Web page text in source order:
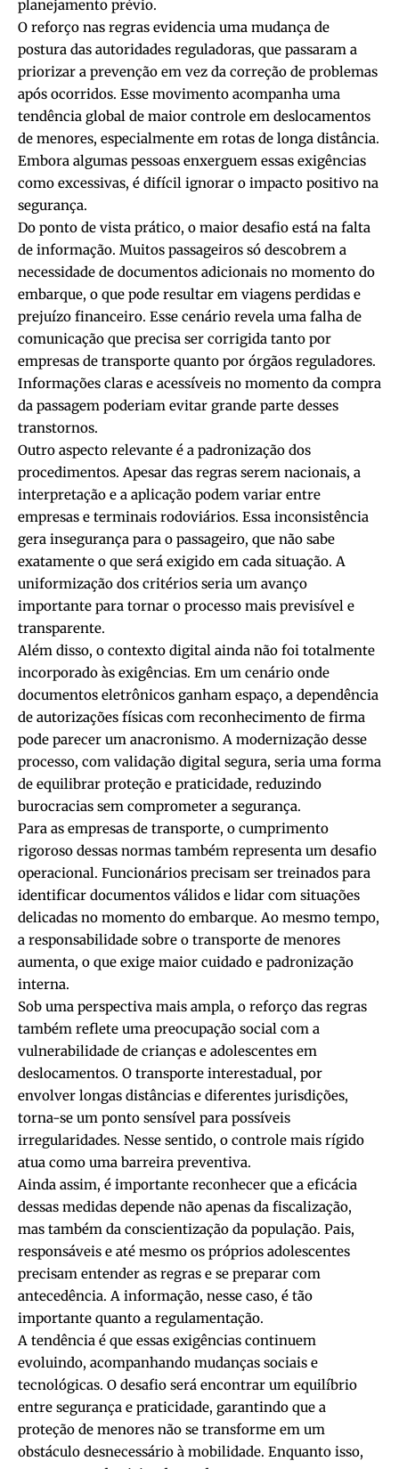
planejamento prévio.
O reforço nas regras evidencia uma mudança de
postura das autoridades reguladoras, que passaram a
priorizar a prevenção em vez da correção de problemas
após ocorridos. Esse movimento acompanha uma
tendência global de maior controle em deslocamentos
de menores, especialmente em rotas de longa distância.
Embora algumas pessoas enxerguem essas exigências
como excessivas, é difícil ignorar o impacto positivo na
segurança.
Do ponto de vista prático, o maior desafio está na falta
de informação. Muitos passageiros só descobrem a
necessidade de documentos adicionais no momento do
embarque, o que pode resultar em viagens perdidas e
prejuízo financeiro. Esse cenário revela uma falha de
comunicação que precisa ser corrigida tanto por
empresas de transporte quanto por órgãos reguladores.
Informações claras e acessíveis no momento da compra
da passagem poderiam evitar grande parte desses
transtornos.
Outro aspecto relevante é a padronização dos
procedimentos. Apesar das regras serem nacionais, a
interpretação e a aplicação podem variar entre
empresas e terminais rodoviários. Essa inconsistência
gera insegurança para o passageiro, que não sabe
exatamente o que será exigido em cada situação. A
uniformização dos critérios seria um avanço
importante para tornar o processo mais previsível e
transparente.
Além disso, o contexto digital ainda não foi totalmente
incorporado às exigências. Em um cenário onde
documentos eletrônicos ganham espaço, a dependência
de autorizações físicas com reconhecimento de firma
pode parecer um anacronismo. A modernização desse
processo, com validação digital segura, seria uma forma
de equilibrar proteção e praticidade, reduzindo
burocracias sem comprometer a segurança.
Para as empresas de transporte, o cumprimento
rigoroso dessas normas também representa um desafio
operacional. Funcionários precisam ser treinados para
identificar documentos válidos e lidar com situações
delicadas no momento do embarque. Ao mesmo tempo,
a responsabilidade sobre o transporte de menores
aumenta, o que exige maior cuidado e padronização
interna.
Sob uma perspectiva mais ampla, o reforço das regras
também reflete uma preocupação social com a
vulnerabilidade de crianças e adolescentes em
deslocamentos. O transporte interestadual, por
envolver longas distâncias e diferentes jurisdições,
torna-se um ponto sensível para possíveis
irregularidades. Nesse sentido, o controle mais rígido
atua como uma barreira preventiva.
Ainda assim, é importante reconhecer que a eficácia
dessas medidas depende não apenas da fiscalização,
mas também da conscientização da população. Pais,
responsáveis e até mesmo os próprios adolescentes
precisam entender as regras e se preparar com
antecedência. A informação, nesse caso, é tão
importante quanto a regulamentação.
A tendência é que essas exigências continuem
evoluindo, acompanhando mudanças sociais e
tecnológicas. O desafio será encontrar um equilíbrio
entre segurança e praticidade, garantindo que a
proteção de menores não se transforme em um
obstáculo desnecessário à mobilidade. Enquanto isso,